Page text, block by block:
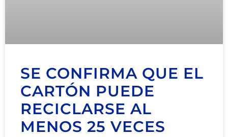
SE CONFIRMA QUE EL
CARTÓN PUEDE
RECICLARSE AL
MENOS 25 VECES